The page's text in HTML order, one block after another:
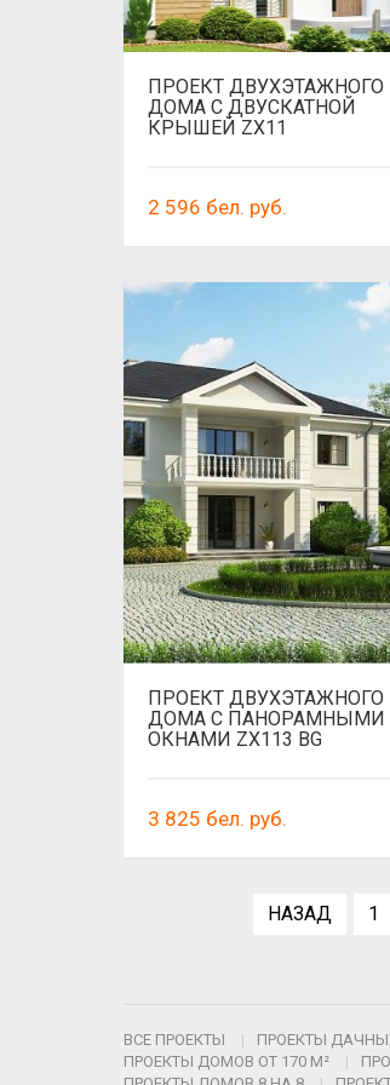
ПРОЕКТ ДВУХЭТАЖНОГО
ДОМА С ДВУСКАТНОЙ
КРЫШЕЙ ZX11
2 596 бел. руб.
ПРОЕКТ ДВУХЭТАЖНОГО
ДОМА С ПАНОРАМНЫМИ
ОКНАМИ ZX113 BG
3 825 бел. руб.
НАЗАД 1
ВСЕ ПРОЕКТЫ ПРОЕКТЫ
ПРОЕКТЫ ДОМОВ ОТ 170 М²